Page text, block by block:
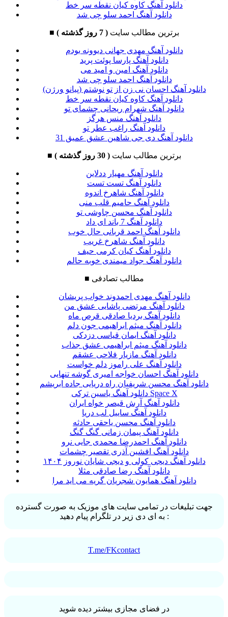
دانلود آهنگ کاوه کیان نقطه سر خط
دانلود آهنگ احمد سلو چی شد
■ برترین مطالب سایت( 7 روز گذشته )
دانلود آهنگ مهدی جهانی دیوونه بودم
دانلود آهنگ پارسا پوئت پرید
دانلود آهنگ امین و امید می
دانلود آهنگ احمد سلو چی شد
دانلود آهنگ احسان نی زن از تو نوشتم (پیانو ورژن)
دانلود آهنگ کاوه کیان نقطه سر خط
دانلود آهنگ شهرام ریحانی چشمای تو
دانلود آهنگ منس هرگز
دانلود آهنگ راغب عطر تو
دانلود آهنگ دی جی شاهین عشق عمیق 31
■ برترین مطالب سایت( 30 روز گذشته )
دانلود آهنگ مهیار ددلاین
دانلود آهنگ تست تست
دانلود آهنگ شاهرخ اندوه
دانلود آهنگ حامیم قلب منی
دانلود آهنگ محسن چاوشی تو
دانلود آهنگ 7 باند ای داد
دانلود آهنگ احمد قربانی حال خوب
دانلود آهنگ شاهرخ غریب
دانلود آهنگ کیان کرمی حیف
دانلود آهنگ جواد میمندی خوبه حالم
■ مطالب تصادفی
دانلود آهنگ مهدی احمدوند خواب پریشان
دانلود آهنگ مرتضی پاشایی عشق من
دانلود آهنگ بردیا صادقی قرص ماه
دانلود آهنگ میثم ابراهیمی جون دلم
دانلود آهنگ ایمان قیاسی دزدکی
دانلود آهنگ میثم ابراهیمی عشق جذاب
دانلود آهنگ مازیار فلاحی عشقم
دانلود آهنگ علی راموز دلم خواست
دانلود آهنگ احسان خواجه امیری گوشه تنهایی
دانلود آهنگ محسن شریفیان راه دریایی جاده ابریشم
دانلود آهنگ یاسین ترکی Space X
دانلود آهنگ آرش قیصر خواه ایران
دانلود آهنگ ساییل لب دریا
دانلود آهنگ محسن یاحقی حادثه
دانلود آهنگ پیمان زمانی گنگ گنگ
دانلود آهنگ احمدرضا محمدی جایی نرو
دانلود آهنگ افشین آذری تقصیر چشمات
دانلود آهنگ دیجی کولی و دیجی شایان نوروز ۱۴۰۴
دانلود آهنگ رضا صادقی مثلا
دانلود آهنگ همایون شجریان گریه می اید مرا
جهت تبلیغات در تمامی سایت های موزیک به صورت گسترده
به ای دی زیر در تلگرام پیام دهید :
T.me/FKcontact
در فضای مجازی بیشتر دیده شوید